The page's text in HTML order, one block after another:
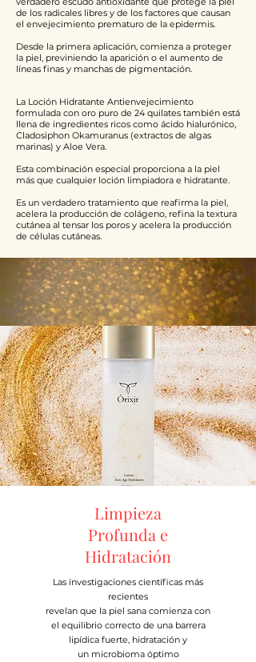
de los radicales libres y de los factores que causan
el envejecimiento prematuro de la epidermis.
Desde la primera aplicación, comienza a proteger
la piel, previniendo la aparición o el aumento de
líneas finas y manchas de pigmentación.
La Loción Hidratante Antienvejecimiento
formulada con oro puro de 24 quilates también está
llena de ingredientes ricos como ácido hialurónico,
Cladosiphon Okamuranus (extractos de algas
marinas) y Aloe Vera.
Esta combinación especial proporciona a la piel
más que cualquier loción limpiadora e hidratante.
Es un verdadero tratamiento que reafirma la piel,
acelera la producción de colágeno, refina la textura
cutánea al tensar los poros y acelera la producción
de células cutáneas.
Limpieza
Profunda e
Hidratación
Las investigaciones científicas más
recientes
revelan que la piel sana comienza con
el equilibrio correcto de una barrera
lipídica fuerte, hidratación y
un microbioma óptimo